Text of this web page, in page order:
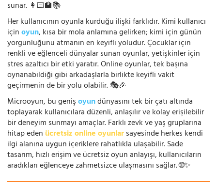
sunar. 👩🏻‍🏫📚
Her kullanıcının oyunla kurduğu ilişki farklıdır. Kimi kullanıcı
içinoyun, kısa bir mola anlamına gelirken; kimi için günün
yorgunluğunu atmanın en keyifli yoludur. Çocuklar için
renkli ve eğlenceli dünyalar sunan oyunlar, yetişkinler için
stres azaltıcı bir etki yaratır. Online oyunlar, tek başına
oynanabildiği gibi arkadaşlarla birlikte keyifli vakit
geçirmenin de bir yolu olabilir. 🎭🎉
Microoyun, bu genişoyundünyasını tek bir çatı altında
toplayarak kullanıcılara düzenli, anlaşılır ve kolay erişilebilir
bir deneyim sunmayı amaçlar. Farklı zevk ve yaş gruplarına
hitap eden ücretsiz online oyunlarsayesinde herkes kendi
ilgi alanına uygun içeriklere rahatlıkla ulaşabilir. Sade
tasarım, hızlı erişim ve ücretsiz oyun anlayışı, kullanıcıların
aradıkları eğlenceye zahmetsizce ulaşmasını sağlar. 🌐✨